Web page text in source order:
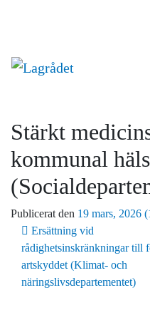
Stärkt
kommunal
Publicerat den 19 mars, 2026
Inläggsnavigering
Ersättning vid
rådighetsinskränkningar till
artskyddet (Klimat- och
näringslivsdepartementet)